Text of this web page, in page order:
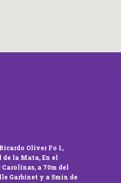
Oliver Fo 1,
de la Mata, En el
a 70m del
Garbinet y a 5min de